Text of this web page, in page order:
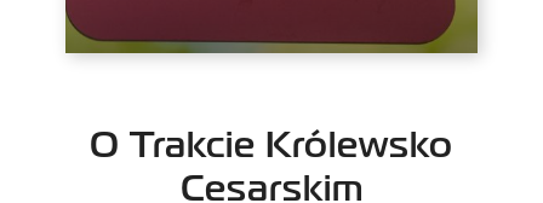
O Trakcie Królewsko
Cesarskim